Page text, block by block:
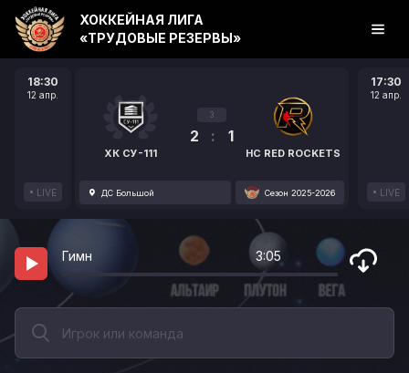
18:30
12 апр.
LIVE
ХК СУ-111
3
2 : 1
HC RED ROCKETS
ДС Большой Сезон 2025-2026
17:30
12 апр.
LIVE
ХОККЕЙНАЯ ЛИГА
«ТРУДОВЫЕ РЕЗЕРВЫ»
Гимн 3:05